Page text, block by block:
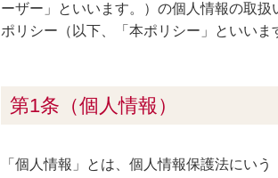
ーザー」といいます。）の個人情報の取
ポリシー（以下、「本ポリシー」といいま
第1条（個人情報）
「個人情報」とは、個人情報保護法にい